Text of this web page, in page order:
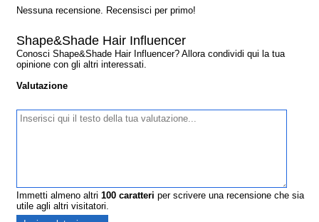
Nessuna recensione. Recensisci per primo!
Shape&Shade Hair Influencer
Conosci Shape&Shade Hair Influencer? Allora condividi qui la tua
opinione con gli altri interessati.
Valutazione
Immetti almeno altri100 caratteri per scrivere una recensione che sia
utile agli altri visitatori.